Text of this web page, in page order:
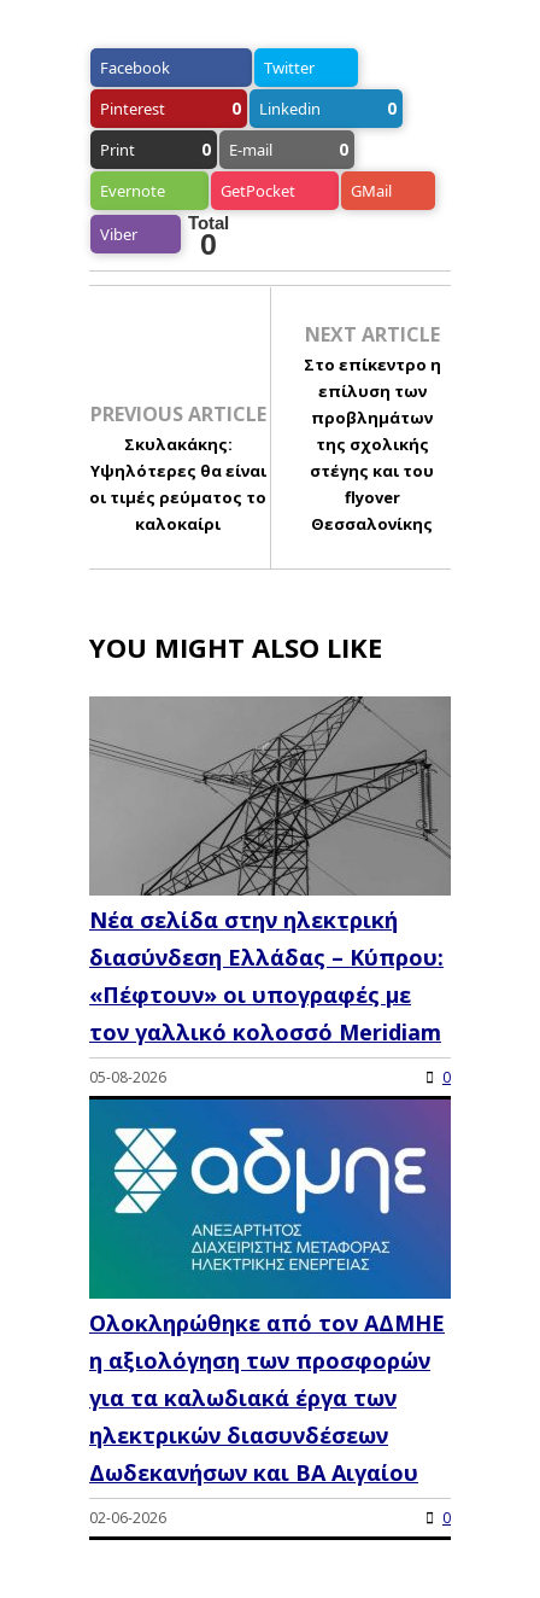
Facebook
Twitter
Pinterest
0 Linkedin 0
Print 0 E-mail 0
Evernote GetPocket GMail
Viber
Total
0
PREVIOUS ARTICLE
Σκυλακάκης:
Υψηλότερες θα είναι
οι τιμές ρεύματος το
καλοκαίρι
NEXT ARTICLE
Στο επίκεντρο η
επίλυση των
προβλημάτων
της σχολικής
στέγης και του
flyover
Θεσσαλονίκης
YOU MIGHT ALSO LIKE
Νέα σελίδα στην ηλεκτρική
διασύνδεση Ελλάδας – Κύπρου:
«Πέφτουν» οι υπογραφές με
τον γαλλικό κολοσσό Meridiam
05-08-2026 0
Ολοκληρώθηκε από τον ΑΔΜΗΕ
η αξιολόγηση των προσφορών
για τα καλωδιακά έργα των
ηλεκτρικών διασυνδέσεων
Δωδεκανήσων και ΒΑ Αιγαίου
02-06-2026 0